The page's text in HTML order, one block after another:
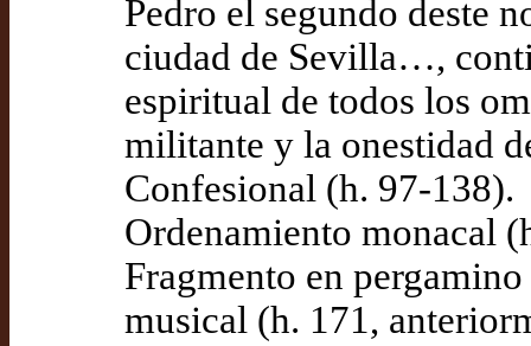
Pedro el segundo deste
ciudad de Sevilla…,
espiritual de todos los
militante y la onestidad
Confesional (h. 97-138).
Ordenamiento monacal
Fragmento en
musical (h. 171,